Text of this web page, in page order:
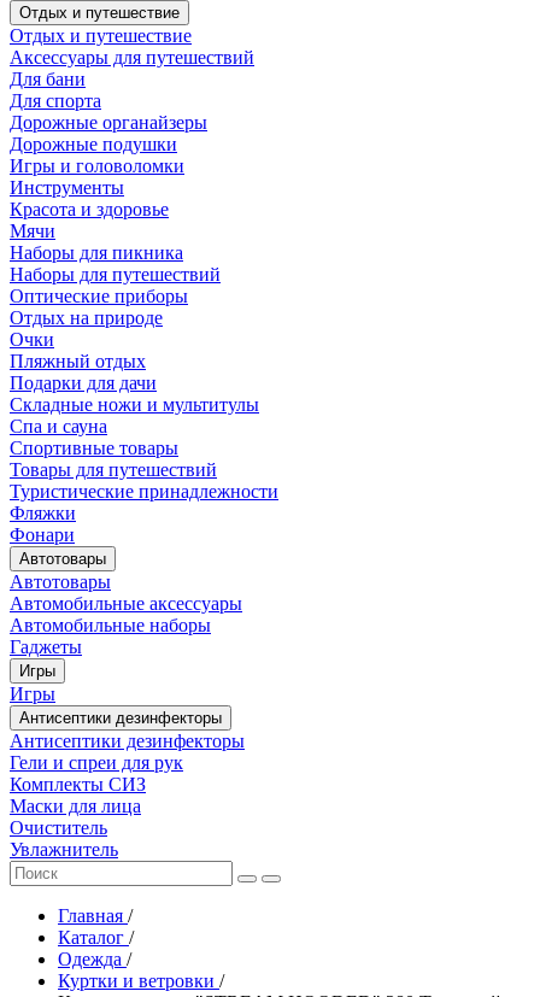
Отдых и путешествие
Отдых и путешествие
Аксессуары для путешествий
Для бани
Для спорта
Дорожные органайзеры
Дорожные подушки
Игры и головоломки
Инструменты
Красота и здоровье
Мячи
Наборы для пикника
Наборы для путешествий
Оптические приборы
Отдых на природе
Очки
Пляжный отдых
Подарки для дачи
Складные ножи и мультитулы
Спа и сауна
Спортивные товары
Товары для путешествий
Туристические принадлежности
Фляжки
Фонари
Автотовары
Автотовары
Автомобильные аксессуары
Автомобильные наборы
Гаджеты
Игры
Игры
Антисептики дезинфекторы
Антисептики дезинфекторы
Гели и спреи для рук
Комплекты СИЗ
Маски для лица
Очиститель
Увлажнитель
Главная /
Каталог /
Одежда /
Куртки и ветровки /